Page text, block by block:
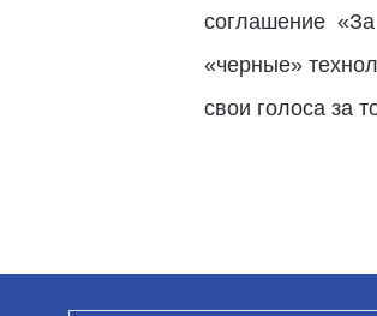
соглашение
«черные»
свои голоса за